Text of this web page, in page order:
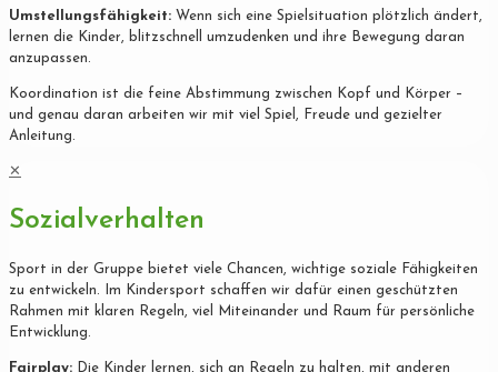
Umstellungsfähigkeit: Wenn sich eine Spielsituation plötzlich ändert,
lernen die Kinder, blitzschnell umzudenken und ihre Bewegung daran
anzupassen.
Koordination ist die feine Abstimmung zwischen Kopf und Körper –
und genau daran arbeiten wir mit viel Spiel, Freude und gezielter
Anleitung.
✕
Sozialverhalten
Sport in der Gruppe bietet viele Chancen, wichtige soziale Fähigkeiten
zu entwickeln. Im Kindersport schaffen wir dafür einen geschützten
Rahmen mit klaren Regeln, viel Miteinander und Raum für persönliche
Entwicklung.
Fairplay: Die Kinder lernen, sich an Regeln zu halten, mit anderen